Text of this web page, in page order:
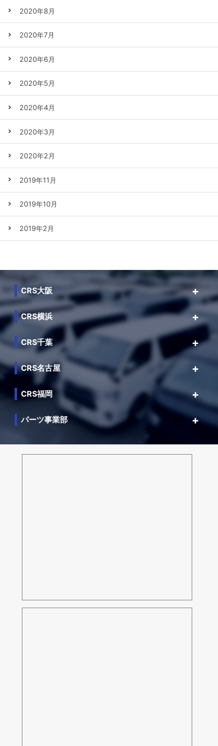
2020年8月
2020年7月
2020年6月
2020年5月
2020年4月
2020年3月
2020年2月
2019年11月
2019年10月
2019年2月
CRS大阪
CRS横浜
CRS千葉
CRS名古屋
CRS福岡
パーツ事業部